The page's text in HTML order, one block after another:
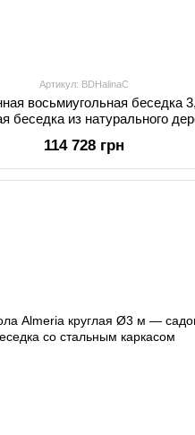
Артикул: BDHalinaC
восьмиугольная беседка
беседка из натурального
114 728 грн